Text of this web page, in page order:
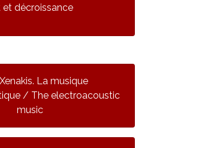
et décroissance
La musique
/ The electroacoustic
music